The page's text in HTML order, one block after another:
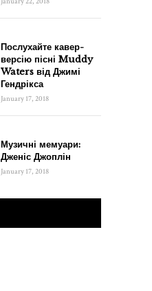
Послухайте кавер-
версію пісні Muddy
Waters від Джимі
Гендрікса
January 17, 2018
Музичні мемуари:
Дженіс Джоплін
January 17, 2018